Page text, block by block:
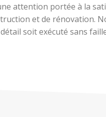
attention portée à la
et de rénovation.
soit exécuté sans